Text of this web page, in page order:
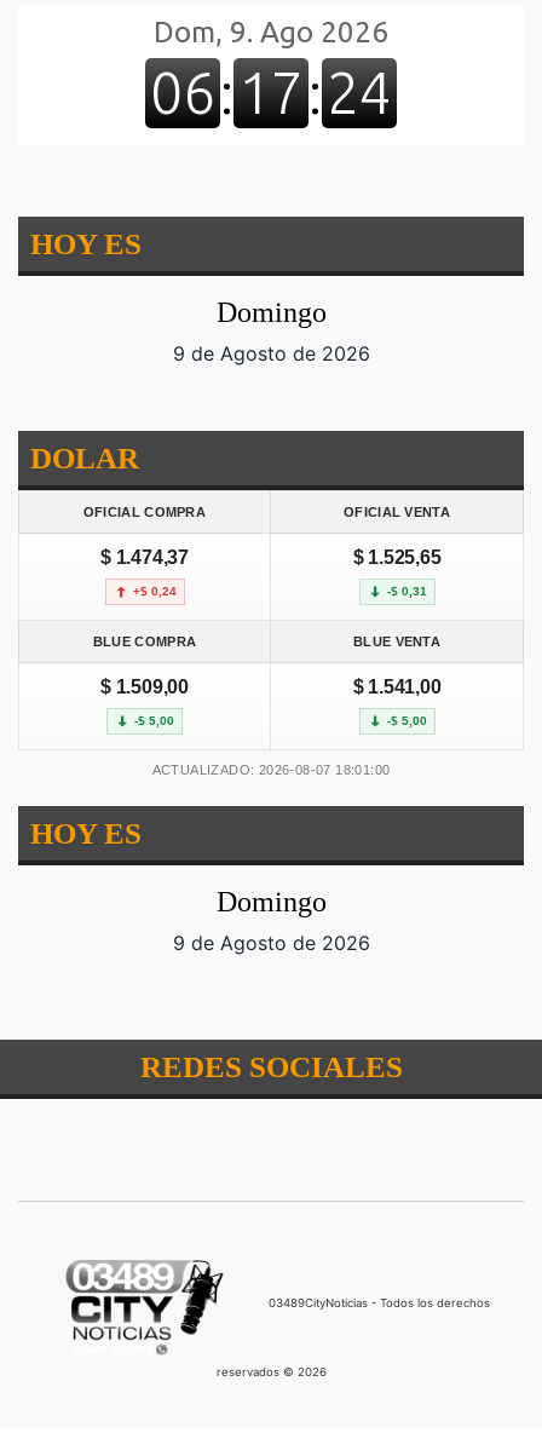
HOY ES
Domingo
9 de Agosto de 2026
DOLAR
OFICIAL COMPRA OFICIAL VENTA
$ 1.474,37
+$ 0,24
$ 1.525,65
-$ 0,31
BLUE COMPRA BLUE VENTA
$ 1.509,00
-$ 5,00
$ 1.541,00
-$ 5,00
ACTUALIZADO: 2026-08-07 18:01:00
HOY ES
Domingo
9 de Agosto de 2026
REDES SOCIALES
03489CityNoticias - Todos los derechos
reservados © 2026